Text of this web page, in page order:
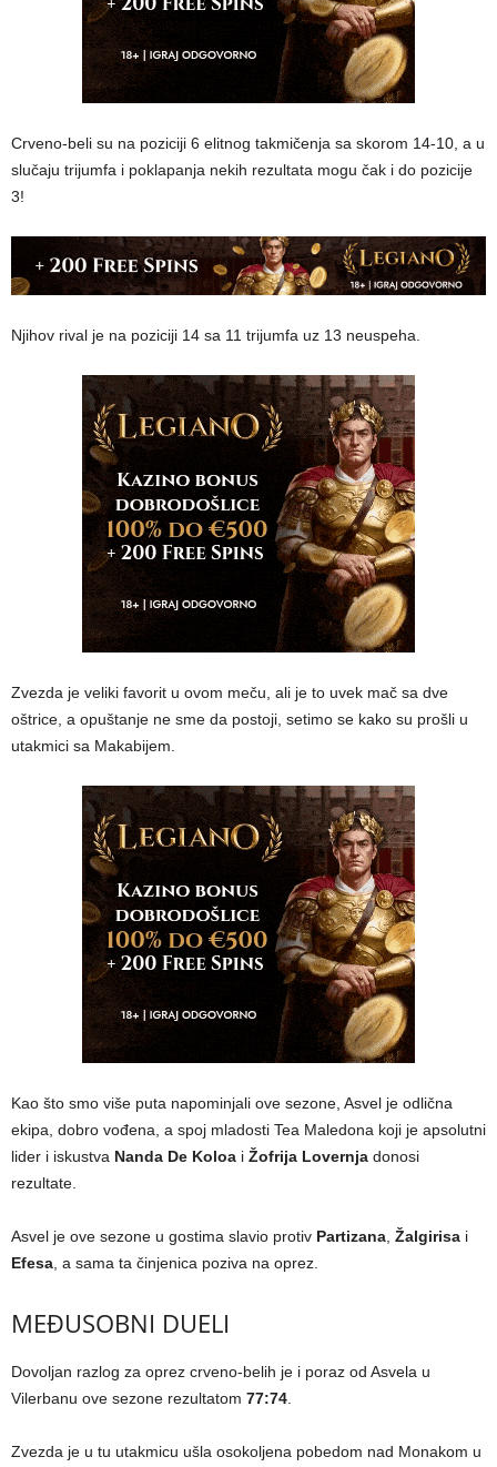
Crveno-beli su na poziciji 6 elitnog takmičenja sa skorom 14-10, a u
slučaju trijumfa i poklapanja nekih rezultata mogu čak i do pozicije
3!
Njihov rival je na poziciji 14 sa 11 trijumfa uz 13 neuspeha.
Zvezda je veliki favorit u ovom meču, ali je to uvek mač sa dve
oštrice, a opuštanje ne sme da postoji, setimo se kako su prošli u
utakmici sa Makabijem.
Kao što smo više puta napominjali ove sezone, Asvel je odlična
ekipa, dobro vođena, a spoj mladosti Tea Maledona koji je apsolutni
lider i iskustva Nanda De Koloa i Žofrija Lovernja donosi
rezultate.
Asvel je ove sezone u gostima slavio protiv Partizana Žalgirisa i
Efesa , a sama ta činjenica poziva na oprez.
MEĐUSOBNI DUELI
Dovoljan razlog za oprez crveno-belih je i poraz od Asvela u
Vilerbanu ove sezone rezultatom 77:74
Zvezda je u tu utakmicu ušla osokoljena pobedom nad Monakom u